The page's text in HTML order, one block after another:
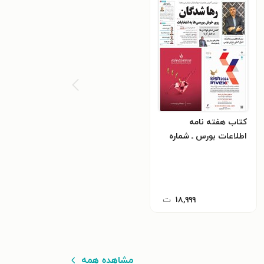
کتاب هفته نامه
اطلاعات بورس ـ شماره
۱۸,۹۹۹ ت
مشاهده همه